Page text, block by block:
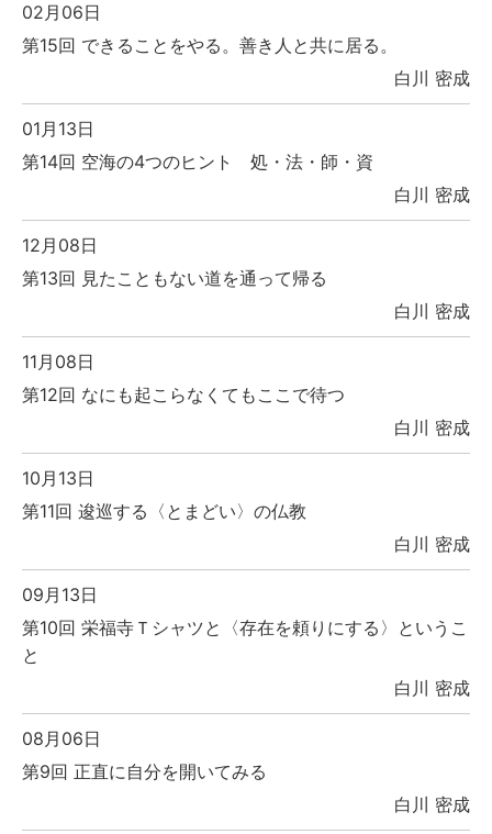
02月06日
第15回 できることをやる。善き人と共に居る。
白川 密成
01月13日
第14回 空海の4つのヒント 処・法・師・資
白川 密成
12月08日
第13回 見たこともない道を通って帰る
白川 密成
11月08日
第12回 なにも起こらなくてもここで待つ
白川 密成
10月13日
第11回 逡巡する〈とまどい〉の仏教
白川 密成
09月13日
第10回 栄福寺Ｔシャツと〈存在を頼りにする〉というこ
と
白川 密成
08月06日
第9回 正直に自分を開いてみる
白川 密成